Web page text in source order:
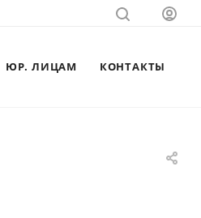
ЮР. ЛИЦАМ КОНТАКТЫ